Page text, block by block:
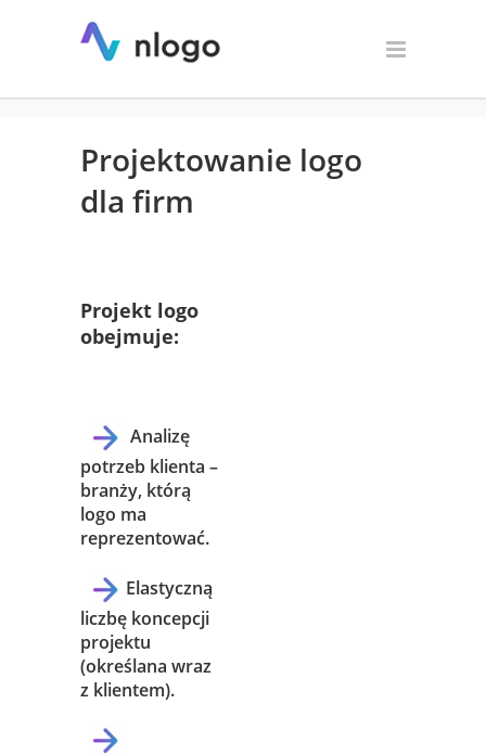
Projektowanie logo dla firm
Projektowanie logo
dla firm
Projekt logo
obejmuje:
Analizę
potrzeb klienta –
branży, którą
logo ma
reprezentować.
Elastyczną
liczbę koncepcji
projektu
(określana wraz
z klientem).